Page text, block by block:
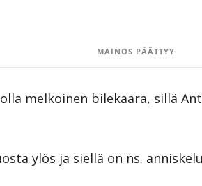
MAINOS PÄÄTTYY
melkoinen bilekaara, sillä
ylös ja siellä on ns.